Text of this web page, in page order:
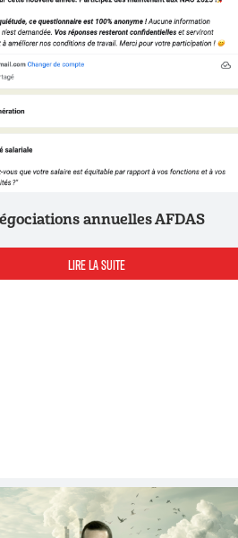
Négociations annuelles AFDAS
LIRE LA SUITE